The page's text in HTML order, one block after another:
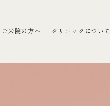
ご来院の方へ クリニックについて